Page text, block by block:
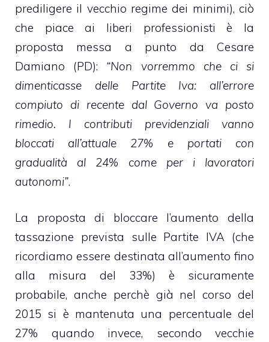
prediligere il vecchio regime dei minimi), ciò
che piace ai liberi professionisti è la
proposta messa a punto da Cesare
Damiano (PD): “Non vorremmo che ci si
dimenticasse delle Partite Iva: all’errore
compiuto di recente dal Governo va posto
rimedio. I contributi previdenziali vanno
bloccati all’attuale 27% e portati con
gradualità al 24% come per i lavoratori
autonomi”.
La proposta di bloccare l’aumento della
tassazione prevista sulle Partite IVA (che
ricordiamo essere destinata all’aumento fino
alla misura del 33%) è sicuramente
probabile, anche perchè già nel corso del
2015 si è mantenuta una percentuale del
27% quando invece, secondo vecchie